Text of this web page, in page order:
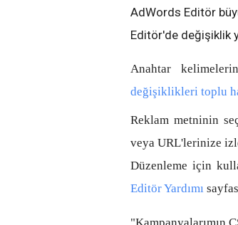
AdWords Editör
Editör'de değişiklik
Anahtar
değişiklikleri toplu
Reklam metninin
veya URL'lerinize
Düzenleme için
Editör Yardımı